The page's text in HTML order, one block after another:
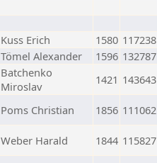
Kuss Erich 1580 117238
Tömel Alexander 1596 132787
Batchenko
Miroslav
1421 143643
Poms Christian 1856 111062
Weber Harald 1844 115827